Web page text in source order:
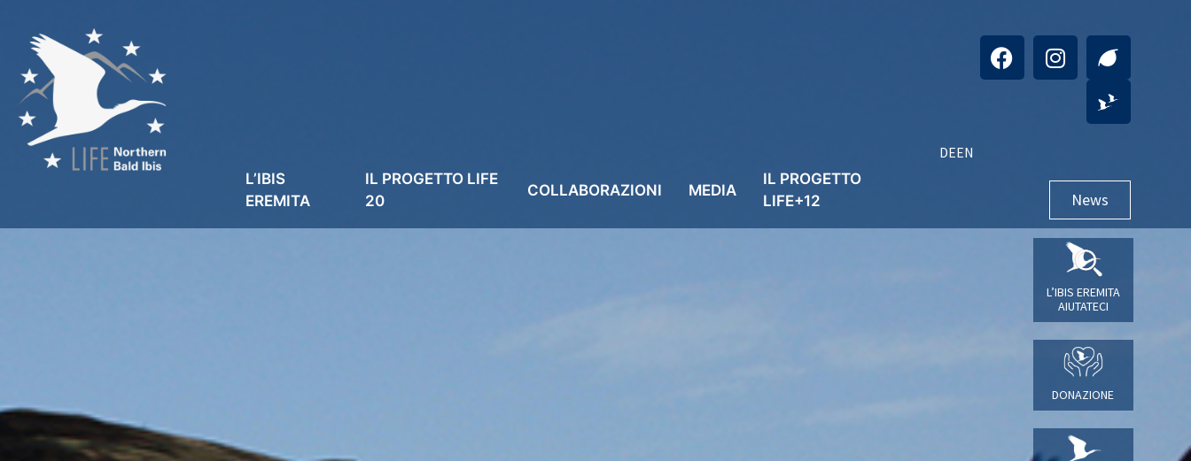
L’IBIS
EREMITA
IL PROGETTO LIFE
20
COLLABORAZIONI MEDIA
IL PROGETTO
LIFE+12
DEEN
News
L’IBIS EREMITA
AIUTATECI
DONAZIONE